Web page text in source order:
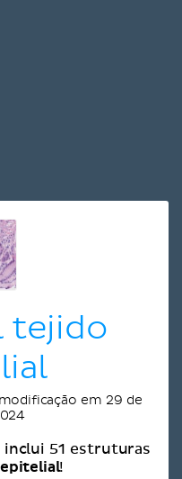
tejido
em 29 de
51 estruturas
!